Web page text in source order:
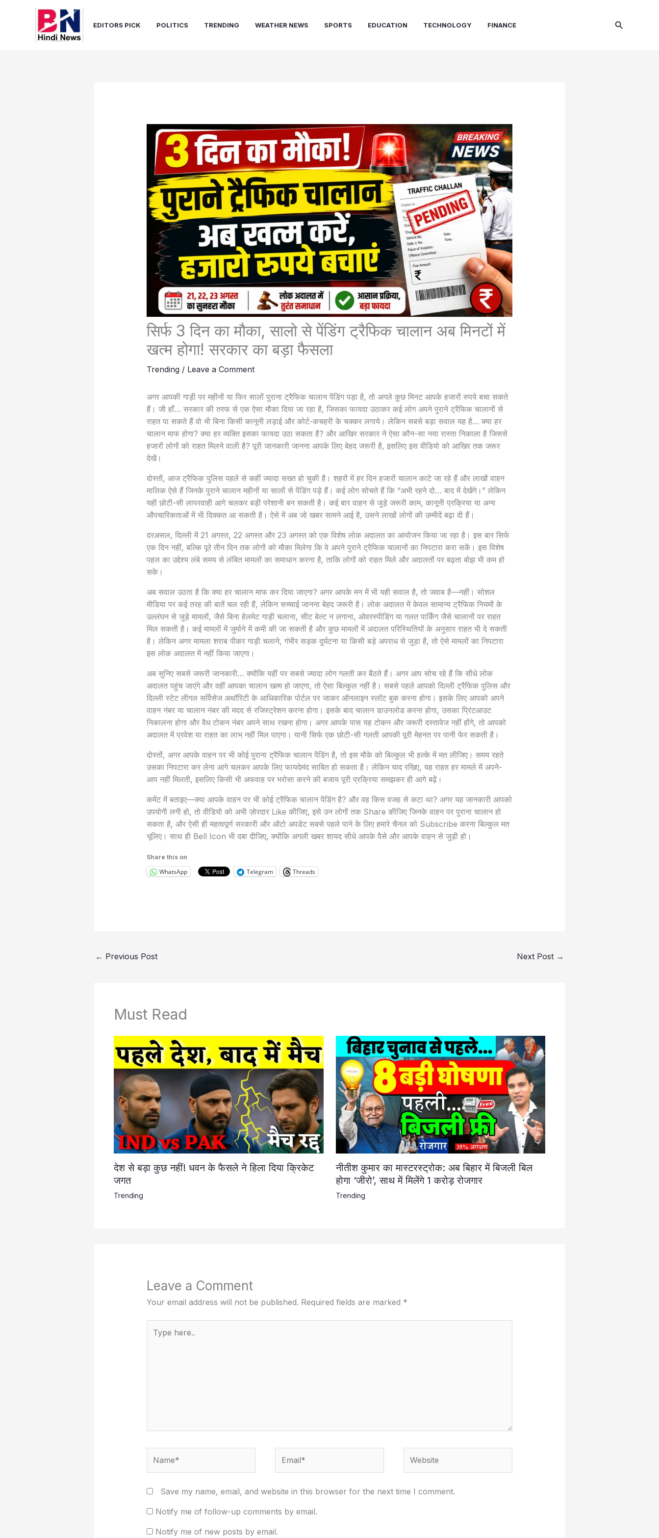
EDITORS PICK POLITICS TRENDING WEATHER NEWS SPORTS EDUCATION TECHNOLOGY FINANCE Search
सिर्फ 3 दिन का मौका, सालो से पेंडिंग ट्रैफिक चालान अब मिनटों में
खत्म होगा! सरकार का बड़ा फैसला
Trending/ Leave a Comment
अगर आपकी गाड़ी पर महीनों या फिर सालों पुराना ट्रैफिक चालान पेंडिंग पड़ा है, तो अगले कुछ मिनट आपके हजारों रुपये बचा सकते
हैं। जी हाँ… सरकार की तरफ से एक ऐसा मौका दिया जा रहा है, जिसका फायदा उठाकर कई लोग अपने पुराने ट्रैफिक चालानों से
राहत पा सकते हैं वो भी बिना किसी कानूनी लड़ाई और कोर्ट-कचहरी के चक्कर लगाये। लेकिन सबसे बड़ा सवाल यह है… क्या हर
चालान माफ होगा? क्या हर व्यक्ति इसका फायदा उठा सकता है? और आखिर सरकार ने ऐसा कौन-सा नया रास्ता निकाला है जिससे
हजारों लोगों को राहत मिलने वाली है? पूरी जानकारी जानना आपके लिए बेहद जरूरी है, इसलिए इस वीडियो को आखिर तक जरूर
देखें।
दोस्तों, आज ट्रैफिक पुलिस पहले से कहीं ज्यादा सख्त हो चुकी है। शहरों में हर दिन हजारों चालान काटे जा रहे हैं और लाखों वाहन
मालिक ऐसे हैं जिनके पुराने चालान महीनों या सालों से पेंडिंग पड़े हैं। कई लोग सोचते हैं कि “अभी रहने दो… बाद में देखेंगे।” लेकिन
यही छोटी-सी लापरवाही आगे चलकर बड़ी परेशानी बन सकती है। कई बार वाहन से जुड़े जरूरी काम, कानूनी प्रक्रिया या अन्य
औपचारिकताओं में भी दिक्कत आ सकती है। ऐसे में अब जो खबर सामने आई है, उसने लाखों लोगों की उम्मीदें बढ़ा दी हैं।
दरअसल, दिल्ली में 21 अगस्त, 22 अगस्त और 23 अगस्त को एक विशेष लोक अदालत का आयोजन किया जा रहा है। इस बार सिर्फ
एक दिन नहीं, बल्कि पूरे तीन दिन तक लोगों को मौका मिलेगा कि वे अपने पुराने ट्रैफिक चालानों का निपटारा करा सकें। इस विशेष
पहल का उद्देश्य लंबे समय से लंबित मामलों का समाधान करना है, ताकि लोगों को राहत मिले और अदालतों पर बढ़ता बोझ भी कम हो
सके।
अब सवाल उठता है कि क्या हर चालान माफ कर दिया जाएगा? अगर आपके मन में भी यही सवाल है, तो जवाब है—नहीं। सोशल
मीडिया पर कई तरह की बातें चल रही हैं, लेकिन सच्चाई जानना बेहद जरूरी है। लोक अदालत में केवल सामान्य ट्रैफिक नियमों के
उल्लंघन से जुड़े मामलों, जैसे बिना हेलमेट गाड़ी चलाना, सीट बेल्ट न लगाना, ओवरस्पीडिंग या गलत पार्किंग जैसे चालानों पर राहत
मिल सकती है। कई मामलों में जुर्माने में कमी की जा सकती है और कुछ मामलों में अदालत परिस्थितियों के अनुसार राहत भी दे सकती
है। लेकिन अगर मामला शराब पीकर गाड़ी चलाने, गंभीर सड़क दुर्घटना या किसी बड़े अपराध से जुड़ा है, तो ऐसे मामलों का निपटारा
इस लोक अदालत में नहीं किया जाएगा।
अब सुनिए सबसे जरूरी जानकारी… क्योंकि यहीं पर सबसे ज्यादा लोग गलती कर बैठते हैं। अगर आप सोच रहे हैं कि सीधे लोक
अदालत पहुंच जाएंगे और वहीं आपका चालान खत्म हो जाएगा, तो ऐसा बिल्कुल नहीं है। सबसे पहले आपको दिल्ली ट्रैफिक पुलिस और
दिल्ली स्टेट लीगल सर्विसेज अथॉरिटी के आधिकारिक पोर्टल पर जाकर ऑनलाइन स्लॉट बुक करना होगा। इसके लिए आपको अपने
वाहन नंबर या चालान नंबर की मदद से रजिस्ट्रेशन करना होगा। इसके बाद चालान डाउनलोड करना होगा, उसका प्रिंटआउट
निकालना होगा और वैध टोकन नंबर अपने साथ रखना होगा। अगर आपके पास यह टोकन और जरूरी दस्तावेज नहीं होंगे, तो आपको
अदालत में प्रवेश या राहत का लाभ नहीं मिल पाएगा। यानी सिर्फ एक छोटी-सी गलती आपकी पूरी मेहनत पर पानी फेर सकती है।
दोस्तों, अगर आपके वाहन पर भी कोई पुराना ट्रैफिक चालान पेंडिंग है, तो इस मौके को बिल्कुल भी हल्के में मत लीजिए। समय रहते
उसका निपटारा कर लेना आगे चलकर आपके लिए फायदेमंद साबित हो सकता है। लेकिन याद रखिए, यह राहत हर मामले में अपने-
आप नहीं मिलती, इसलिए किसी भी अफवाह पर भरोसा करने की बजाय पूरी प्रक्रिया समझकर ही आगे बढ़ें।
कमेंट में बताइए—क्या आपके वाहन पर भी कोई ट्रैफिक चालान पेंडिंग है? और वह किस वजह से कटा था? अगर यह जानकारी आपको
उपयोगी लगी हो, तो वीडियो को अभी ज़ोरदार Like कीजिए, इसे उन लोगों तक Share कीजिए जिनके वाहन पर पुराना चालान हो
सकता है, और ऐसी ही महत्वपूर्ण सरकारी और ऑटो अपडेट सबसे पहले पाने के लिए हमारे चैनल को Subscribe करना बिल्कुल मत
भूलिए। साथ ही Bell Icon भी दबा दीजिए, क्योंकि अगली खबर शायद सीधे आपके पैसे और आपके वाहन से जुड़ी हो।
Share this on
WhatsApp Telegram Threads
← Previous Post Next Post →
Must Read
देश से बड़ा कुछ नहीं! धवन के फैसले ने हिला दिया क्रिकेट
जगत
Trending
नीतीश कुमार का मास्टरस्ट्रोक: अब बिहार में बिजली बिल
होगा ‘जीरो’, साथ में मिलेंगे 1 करोड़ रोजगार
Trending
Leave a Comment
Your email address will not be published. Required fields are marked *
here..
Save my name, email, and website in this browser for the next time I comment.
Notify me of follow-up comments by email.
Notify me of new posts by email.